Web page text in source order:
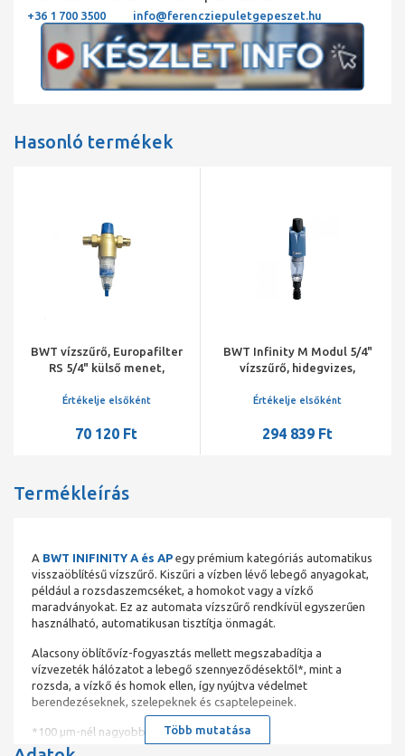
+36 1 700 3500 info@ferencziepuletgepeszet.hu
Hasonló termékek
BWT vízszűrő, Europafilter
RS 5/4" külső menet,
Értékelje elsőként
70 120 Ft
BWT Infinity M Modul 5/4"
vízszűrő, hidegvizes,
Értékelje elsőként
294 839 Ft
Termékleírás
A BWT INIFINITY A és AP egy prémium kategóriás automatikus
visszaöblítésű vízszűrő. Kiszűri a vízben lévő lebegő anyagokat,
például a rozsdaszemcséket, a homokot vagy a vízkő
maradványokat. Ez az automata vízszűrő rendkívül egyszerűen
használható, automatikusan tisztítja önmagát.
Alacsony öblítővíz-fogyasztás mellett megszabadítja a
vízvezeték hálózatot a lebegő szennyeződésektől*, mint a
rozsda, a vízkő és homok ellen, így nyújtva védelmet
berendezéseknek, szelepeknek és csaptelepeinek.
*100 µm-nél nagyobb darabokatTöbb mutatása